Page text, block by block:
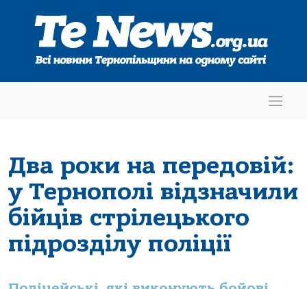
Два роки на передовій:
у Тернополі відзначили
бійців стрілецького
підрозділу поліції